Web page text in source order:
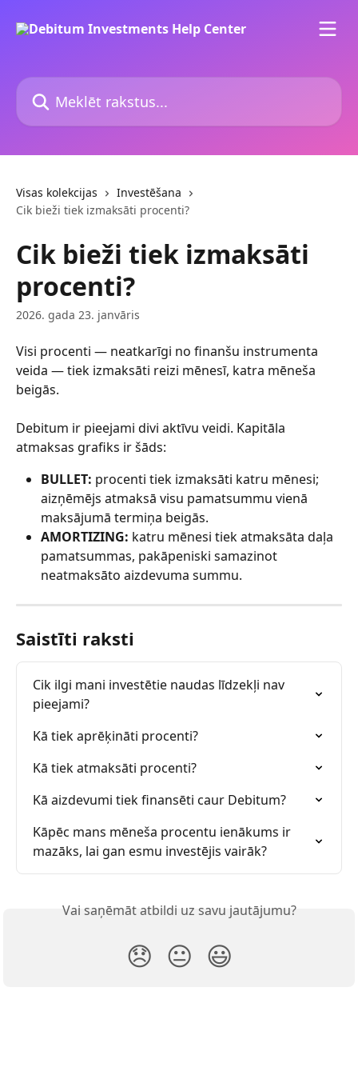
Meklēt rakstus...
Visas kolekcijas
Investēšana
Cik bieži tiek izmaksāti procenti?
Cik bieži tiek izmaksāti
procenti?
2026. gada 23. janvāris
Visi procenti — neatkarīgi no finanšu instrumenta
veida — tiek izmaksāti reizi mēnesī, katra mēneša
beigās.
Debitum ir pieejami divi aktīvu veidi. Kapitāla
atmaksas grafiks ir šāds:
BULLET: procenti tiek izmaksāti katru mēnesi;
aizņēmējs atmaksā visu pamatsummu vienā
maksājumā termiņa beigās.
AMORTIZING: katru mēnesi tiek atmaksāta daļa
pamatsummas, pakāpeniski samazinot
neatmaksāto aizdevuma summu.
Saistīti raksti
Cik ilgi mani investētie naudas līdzekļi nav
pieejami?
Kā tiek aprēķināti procenti?
Kā tiek atmaksāti procenti?
Kā aizdevumi tiek finansēti caur Debitum?
Kāpēc mans mēneša procentu ienākums ir
mazāks, lai gan esmu investējis vairāk?
Vai saņēmāt atbildi uz savu jautājumu?
😞 😐 😃